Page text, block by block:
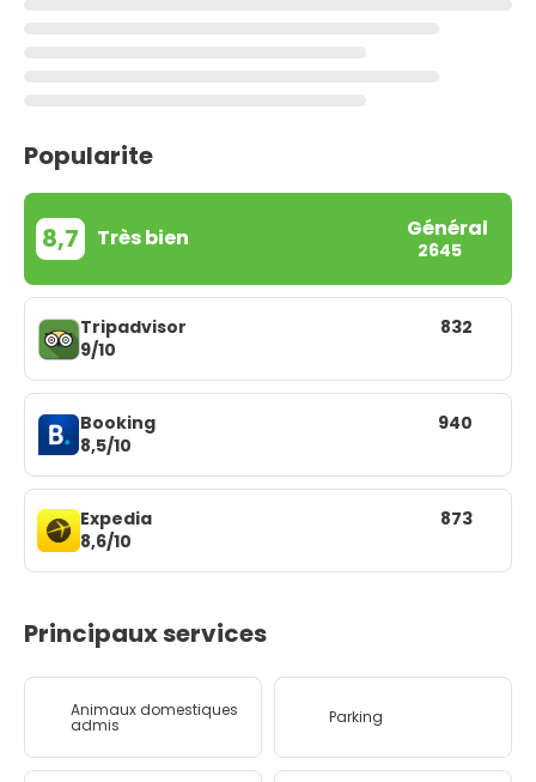
Popularite
8,7 Très bien Général
2645
Tripadvisor
9/10
832
Booking
8,5/10
940
Expedia
8,6/10
873
Principaux services
Animaux domestiques
admis Parking